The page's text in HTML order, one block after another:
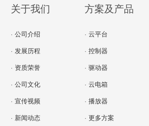
关于我们
· 公司介绍
· 发展历程
· 资质荣誉
· 公司文化
· 宣传视频
· 新闻动态
方案及产品
· 云平台
· 控制器
· 驱动器
· 云电箱
· 播放器
· 更多方案